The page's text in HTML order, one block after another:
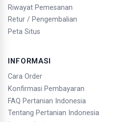
Riwayat Pemesanan
Retur / Pengembalian
Peta Situs
INFORMASI
Cara Order
Konfirmasi Pembayaran
FAQ Pertanian Indonesia
Tentang Pertanian Indonesia